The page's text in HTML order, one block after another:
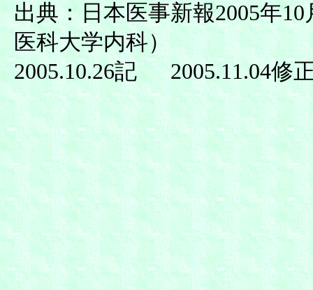
出典：日本医事新報2005
医科大学内科）
2005.10.26記 2005.11.04修